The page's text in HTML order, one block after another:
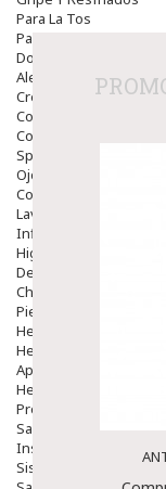
Para La Tos
Para Descongestionar
Dolor De Garganta
Alergias Y Picaduras
Cremas
Comprimidos
Colirios
Sprays
Ojos Y Oidos
Congestión
Lavado Ojos
Inflamación Del Oido
Higiene Oido
Deshabituación
Chicles
Piel
Herpes Y Hongos
Heridas Y úlceras
Aparato Genital
Hemorroides
Protectores Y
Salud
Insomnio
Sistema Nervioso